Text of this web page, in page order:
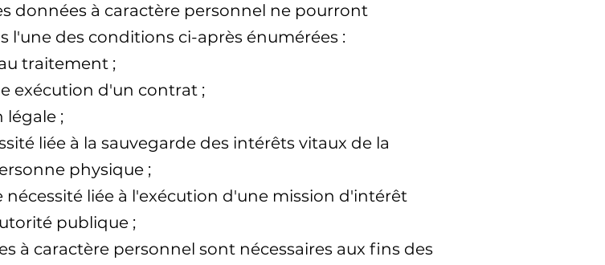
données à caractère personnel ne pourront
l'une des conditions ci-après énumérées :
traitement ;
exécution d'un contrat ;
;
liée à la sauvegarde des intérêts vitaux de la
physique ;
liée à l'exécution d'une mission d'intérêt
publique ;
à caractère personnel sont nécessaires aux fins des